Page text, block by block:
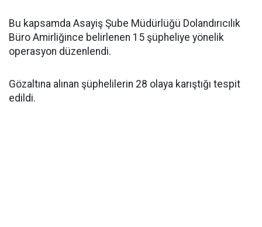
Bu kapsamda Asayiş Şube Müdürlüğü Dolandırıcılık
Büro Amirliğince belirlenen 15 şüpheliye yönelik
operasyon düzenlendi.
Gözaltına alınan şüphelilerin 28 olaya karıştığı tespit
edildi.